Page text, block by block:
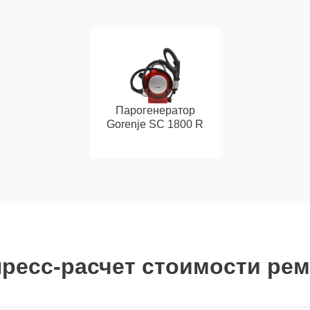
Парогенератор
Gorenje SC 1800 R
расчет стоимости